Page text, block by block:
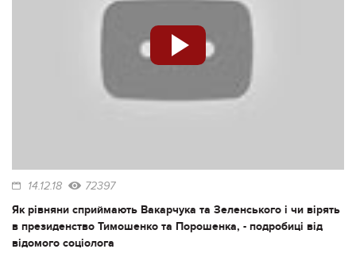
14.12.18 72397
Як рівняни сприймають Вакарчука та Зеленського і чи вірять
в президенство Тимошенко та Порошенка, - подробиці від
відомого соціолога